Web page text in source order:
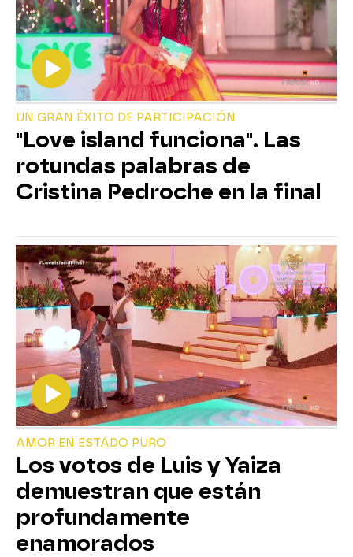
UN GRAN ÉXITO DE PARTICIPACIÓN
"Love island funciona". Las
rotundas palabras de
Cristina Pedroche en la final
AMOR EN ESTADO PURO
Los votos de Luis y Yaiza
demuestran que están
profundamente
enamorados